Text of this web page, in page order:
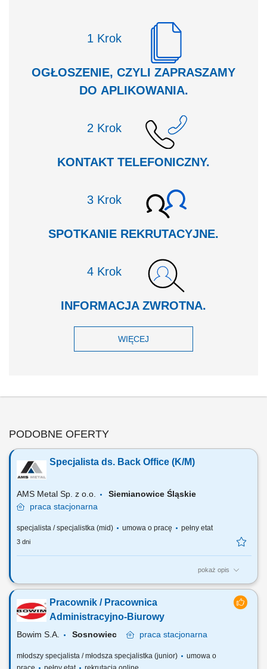
Krok
OGŁOSZENIE, CZYLI ZAPRASZAMY
DO APLIKOWANIA.
Krok
KONTAKT TELEFONICZNY.
Krok
SPOTKANIE REKRUTACYJNE.
Krok
INFORMACJA ZWROTNA.
WIĘCEJ
PODOBNE OFERTY
Specjalista ds. Back Office (K/M)
AMS Metal Sp. z o.o.
Siemianowice Śląskie
praca stacjonarna
specjalista / specjalistka (mid) umowa o pracę pełny etat
3 dni
pokaż opis
ZAKRES OBOWIĄZKÓW: Przygotowywanie umów oraz tworzenie i
dokumentacji eksportowej EDPR Prowadzenie zagadnień z zakresu
SENT, w tym weryfikacja poprawności wystawionych dokumentów w
Pracownik / Pracownica
Administracyjno-Biurowy
Bowim S.A. Sosnowiec praca stacjonarna
młodszy specjalista / młodsza specjalistka (junior)
umowa o